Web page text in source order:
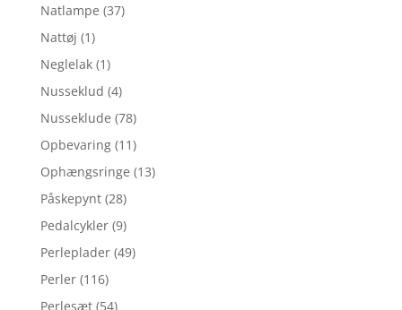
Natlampe (37)
Nattøj (1)
Neglelak (1)
Nusseklud (4)
Nusseklude (78)
Opbevaring (11)
Ophængsringe (13)
Påskepynt (28)
Pedalcykler (9)
Perleplader (49)
Perler (116)
Perlesæt (54)